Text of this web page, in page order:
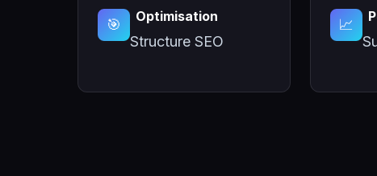
🎯 Optimisation
Structure SEO
📈